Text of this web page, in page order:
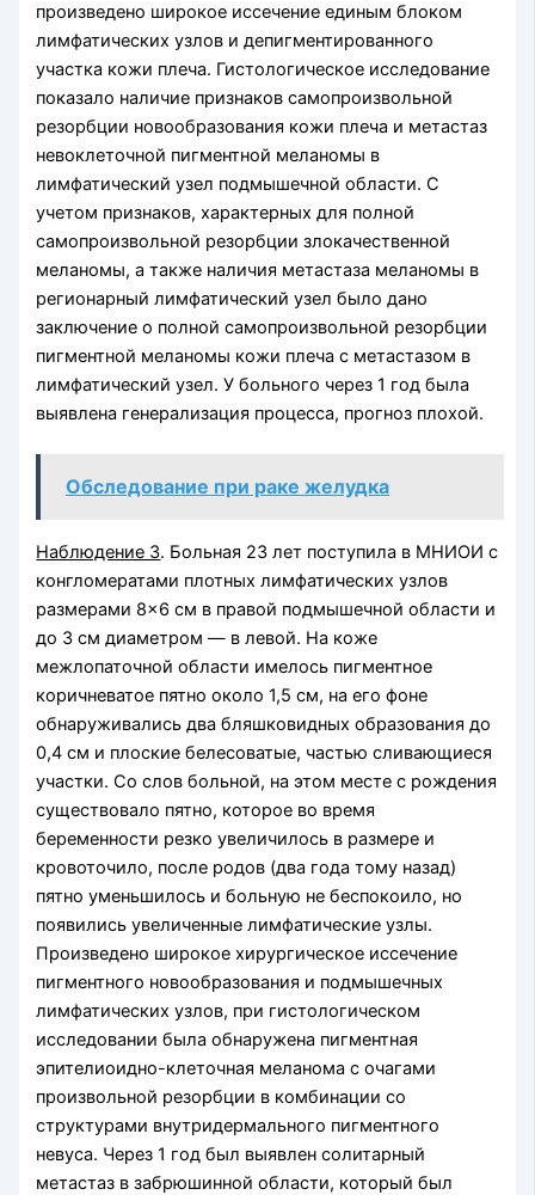
произведено широкое иссечение единым блоком
лимфатических узлов и депигментированного
участка кожи плеча. Гистологическое исследование
показало наличие признаков самопроизвольной
резорбции новообразования кожи плеча и метастаз
невоклеточной пигментной меланомы в
лимфатический узел подмышечной области. С
учетом признаков, характерных для полной
самопроизвольной резорбции злокачественной
меланомы, а также наличия метастаза меланомы в
регионарный лимфатический узел было дано
заключение о полной самопроизвольной резорбции
пигментной меланомы кожи плеча с метастазом в
лимфатический узел. У больного через 1 год была
выявлена генерализация процесса, прогноз плохой.
Обследование при раке желудка
Наблюдение 3. Больная 23 лет поступила в МНИОИ с
конгломератами плотных лимфатических узлов
размерами 8×6 см в правой подмышечной области и
до 3 см диаметром — в левой. На коже
межлопаточной области имелось пигментное
коричневатое пятно около 1,5 см, на его фоне
обнаруживались два бляшковидных образования до
0,4 см и плоские белесоватые, частью сливающиеся
участки. Со слов больной, на этом месте с рождения
существовало пятно, которое во время
беременности резко увеличилось в размере и
кровоточило, после родов (два года тому назад)
пятно уменьшилось и больную не беспокоило, но
появились увеличенные лимфатические узлы.
Произведено широкое хирургическое иссечение
пигментного новообразования и подмышечных
лимфатических узлов, при гистологическом
исследовании была обнаружена пигментная
эпителиоидно-клеточная меланома с очагами
произвольной резорбции в комбинации со
структурами внутридермального пигментного
невуса. Через 1 год был выявлен солитарный
метастаз в забрюшинной области, который был